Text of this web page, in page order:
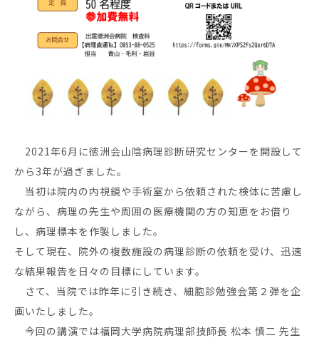
2021年6月に徳洲会山陰病理診断研究センターを開設して
から3年が過ぎました。
当初は院内の内視鏡や手術室から依頼された検体に苦慮し
ながら、病理の先生や周囲の医療機関の方の知恵をお借り
し、病理標本を作製しました。
そして現在、院外の複数施設の病理診断の依頼を受け、迅速
な結果報告を日々の目標にしています。
さて、当院では昨年に引き続き、細胞診勉強会第２弾を企
画いたしました。
今回の講演では福岡大学病院病理部技師長 松本 慎二 先生